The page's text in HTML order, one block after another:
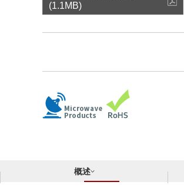
寻找交叉参考产品
合规举报中心
了解⽇清纺微电⼦株式会社
(1.1MB)
概述